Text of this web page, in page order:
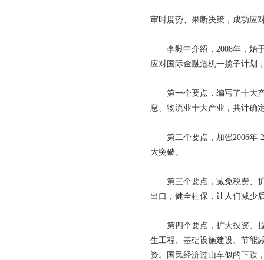
审时度势、果断决策，成功应
李毅中介绍，2008年，始于
应对国际金融危机一揽子计划
第一个要点，编写了十大产
息、物流业十大产业，共计确
第二个要点，加强2006年-
大突破。
第三个要点，减免税费、扩
出口，健全社保，让人们减少
第四个要点，扩大投资、拉
生工程、基础设施建设、节能
资。国民经济过山车似的下跌